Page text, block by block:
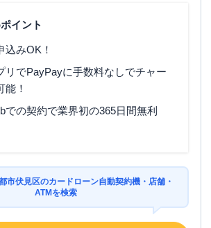
イント
込みOK！
リでPayPayに手数料なしでチャー
能！
での契約で業界初の365日間無利
市伏見区のカードローン自動契約機・店舗・
ATMを検索